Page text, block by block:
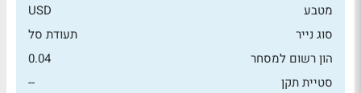
מטבע
USD
סוג נייר
תעודת סל
הון רשום למסחר
0.04
סטיית תקן
--